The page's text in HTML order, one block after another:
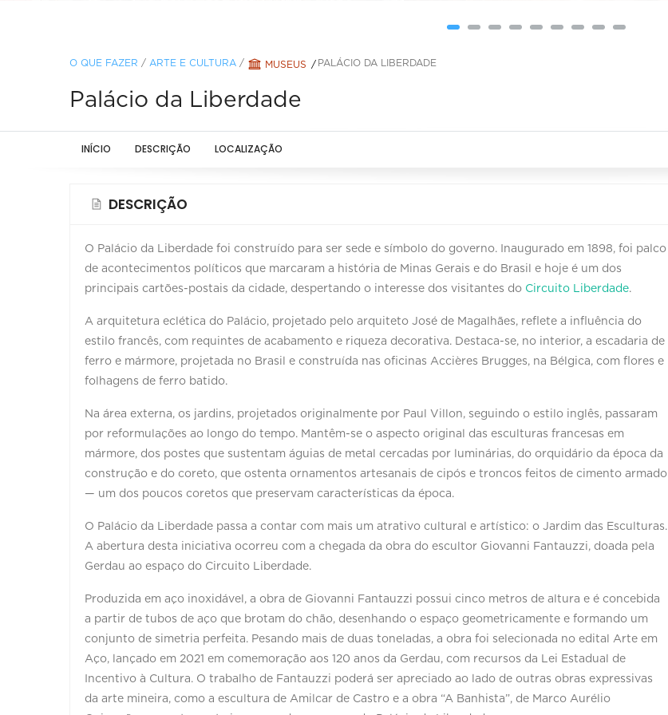
O QUE FAZER / ARTE E CULTURA / MUSEUS PALÁCIO DA LIBERDADE
Palácio da Liberdade
INÍCIO DESCRIÇÃO LOCALIZAÇÃO
DESCRIÇÃO
O Palácio da Liberdade foi construído para ser sede e símbolo do governo. Inaugurado em 1898, foi palco
de acontecimentos políticos que marcaram a história de Minas Gerais e do Brasil e hoje é um dos
principais cartões-postais da cidade, despertando o interesse dos visitantes do Circuito Liberdade.
A arquitetura eclética do Palácio, projetado pelo arquiteto José de Magalhães, reflete a influência do
estilo francês, com requintes de acabamento e riqueza decorativa. Destaca-se, no interior, a escadaria de
ferro e mármore, projetada no Brasil e construída nas oficinas Accières Brugges, na Bélgica, com flores e
folhagens de ferro batido.
Na área externa, os jardins, projetados originalmente por Paul Villon, seguindo o estilo inglês, passaram
por reformulações ao longo do tempo. Mantêm-se o aspecto original das esculturas francesas em
mármore, dos postes que sustentam águias de metal cercadas por luminárias, do orquidário da época da
construção e do coreto, que ostenta ornamentos artesanais de cipós e troncos feitos de cimento armado
— um dos poucos coretos que preservam características da época.
O Palácio da Liberdade passa a contar com mais um atrativo cultural e artístico: o Jardim das Esculturas.
A abertura desta iniciativa ocorreu com a chegada da obra do escultor Giovanni Fantauzzi, doada pela
Gerdau ao espaço do Circuito Liberdade.
Produzida em aço inoxidável, a obra de Giovanni Fantauzzi possui cinco metros de altura e é concebida
a partir de tubos de aço que brotam do chão, desenhando o espaço geometricamente e formando um
conjunto de simetria perfeita. Pesando mais de duas toneladas, a obra foi selecionada no edital Arte em
Aço, lançado em 2021 em comemoração aos 120 anos da Gerdau, com recursos da Lei Estadual de
Incentivo à Cultura. O trabalho de Fantauzzi poderá ser apreciado ao lado de outras obras expressivas
da arte mineira, como a escultura de Amilcar de Castro e a obra “A Banhista”, de Marco Aurélio